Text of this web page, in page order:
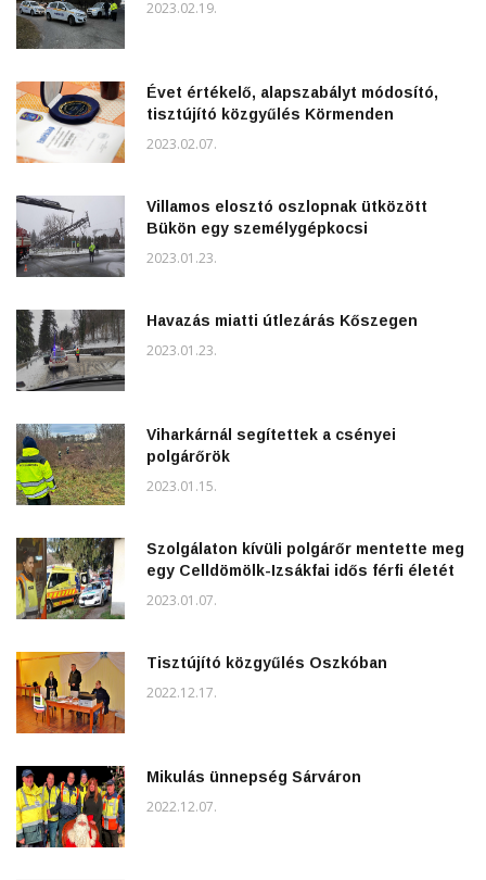
2023.02.19.
Évet értékelő, alapszabályt módosító,
tisztújító közgyűlés Körmenden
2023.02.07.
Villamos elosztó oszlopnak ütközött
Bükön egy személygépkocsi
2023.01.23.
Havazás miatti útlezárás Kőszegen
2023.01.23.
Viharkárnál segítettek a csényei
polgárőrök
2023.01.15.
Szolgálaton kívüli polgárőr mentette meg
egy Celldömölk-Izsákfai idős férfi életét
2023.01.07.
Tisztújító közgyűlés Oszkóban
2022.12.17.
Mikulás ünnepség Sárváron
2022.12.07.